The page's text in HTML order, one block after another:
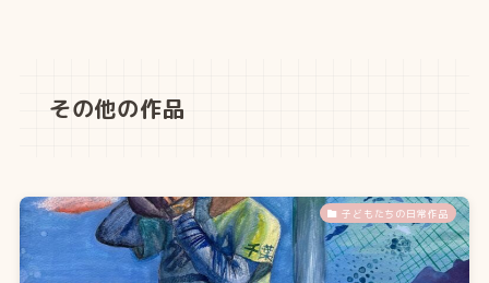
その他の作品
子どもたちの日常作品